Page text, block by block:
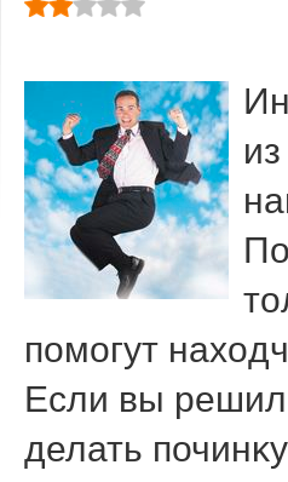
помогут
Если вы
делать